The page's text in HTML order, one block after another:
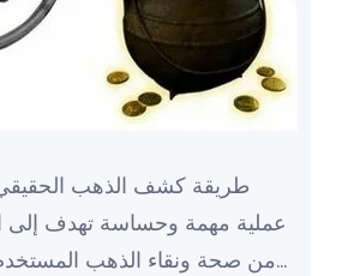
طريقة كشف الذهب
عملية مهمة وحساسة تهدف إلى
من صحة ونقاء الذهب